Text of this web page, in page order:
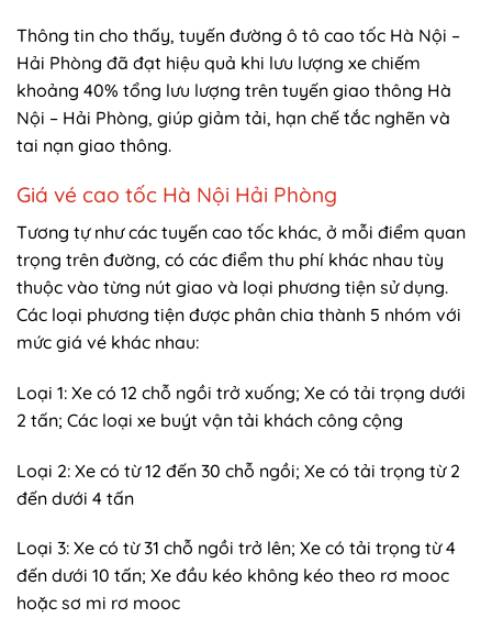
Thông tin cho thấy, tuyến đường ô tô cao tốc Hà Nội –
Hải Phòng đã đạt hiệu quả khi lưu lượng xe chiếm
khoảng 40% tổng lưu lượng trên tuyến giao thông Hà
Nội – Hải Phòng, giúp giảm tải, hạn chế tắc nghẽn và
tai nạn giao thông.
Giá vé cao tốc Hà Nội Hải Phòng
Tương tự như các tuyến cao tốc khác, ở mỗi điểm quan
trọng trên đường, có các điểm thu phí khác nhau tùy
thuộc vào từng nút giao và loại phương tiện sử dụng.
Các loại phương tiện được phân chia thành 5 nhóm với
mức giá vé khác nhau:
Loại 1: Xe có 12 chỗ ngồi trở xuống; Xe có tải trọng dưới
2 tấn; Các loại xe buýt vận tải khách công cộng
Loại 2: Xe có từ 12 đến 30 chỗ ngồi; Xe có tải trọng từ 2
đến dưới 4 tấn
Loại 3: Xe có từ 31 chỗ ngồi trở lên; Xe có tải trọng từ 4
đến dưới 10 tấn; Xe đầu kéo không kéo theo rơ mooc
hoặc sơ mi rơ mooc